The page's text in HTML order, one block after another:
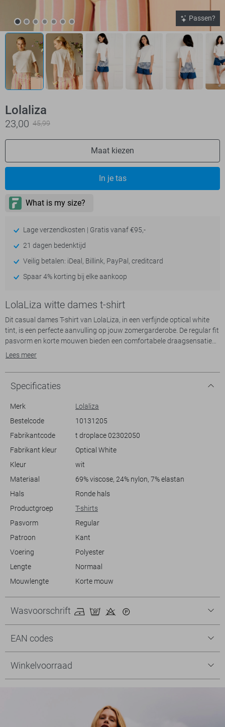
Passen?
Lolaliza
23,00 45,99
Maat kiezen
In je tas
Lage verzendkosten | Gratis vanaf €95,-
21 dagen bedenktijd
Veilig betalen: iDeal, Billink, PayPal, creditcard
Spaar 4% korting bij elke aankoop
LolaLiza witte dames t-shirt
Dit casual dames T-shirt van LolaLiza, in een verfijnde optical white
tint, is een perfecte aanvulling op jouw zomergarderobe. De regular fit
pasvorm en korte mouwen bieden een comfortabele draagsensatie
op warme dagen. Met zijn ronde hals en unieke kanten patroon
verschillende gelegenheden. De polyester voering aan de achterkant
voegt een speelse twist toe en zorgt voor een verfijnd silhouet.
Dit LolaLiza T-shirt met zijn bijzondere kanten details is ideaal voor
stijlvolle avondwandeling. Combineer het met een lichte jeans of een
opvallende printrok voor een frisse, zomerse look. De dunne stof en
luchtige styling maken het een comfortabele keuze, zonder in te
wandeling in het park maakt, dit T-shirt voegt net dat beetje extra flair
toe aan jouw outfit.
Lees meer
Specificaties
Merk
Lolaliza
Bestelcode
10131205
Fabrikantcode
t droplace 02302050
Fabrikant kleur
Optical White
Kleur
wit
Materiaal
69% viscose, 24% nylon, 7% elastan
Hals
Ronde hals
Productgroep
T-shirts
Pasvorm
Regular
Patroon
Kant
Voering
Polyester
Lengte
Normaal
Mouwlengte
Korte mouw
Wasvoorschrift
EAN codes
Winkelvoorraad